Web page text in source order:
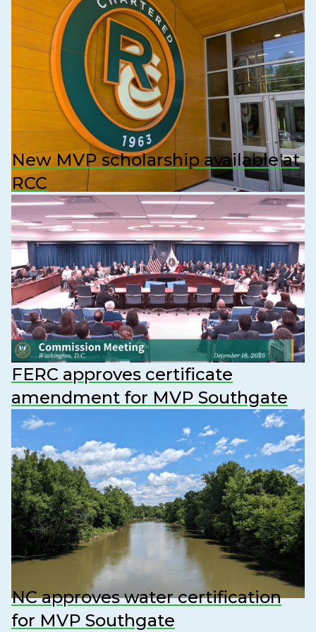
New MVP scholarship available at
RCC
FERC approves certificate
amendment for MVP Southgate
NC approves water certification
for MVP Southgate